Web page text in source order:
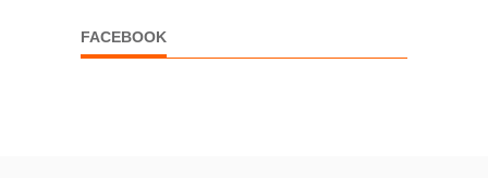
FACEBOOK